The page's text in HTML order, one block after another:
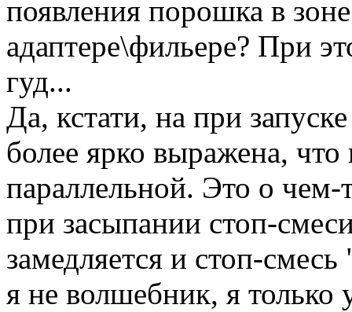
появления порошка в
адаптере\фильере? При
гуд...
Да, кстати, на при
более ярко выражена, что
параллельной. Это о чем-
при засыпании стоп-
замедляется и стоп-
я не волшебник, я только